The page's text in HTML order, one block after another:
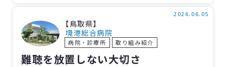
け、守口慎吾主任理学療法士による「自宅でも
できる、糖尿病を改善するための運動（運動療
法）」を実践しました。
【鳥取県】
境港総合病院
病院・診療所 取り組み紹介
2026.06.05
難聴を放置しない大切さ